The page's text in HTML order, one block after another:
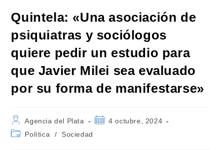
Quintela: «Una asociación de
psiquiatras y sociólogos
quiere pedir un estudio para
que Javier Milei sea evaluado
por su forma de manifestarse»
Autor
de
la
Agencia del Plata
Publicación
4 octubre, 2024
Categoría
Política / Sociedad